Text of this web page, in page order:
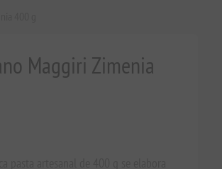
Maggiri Zimenia